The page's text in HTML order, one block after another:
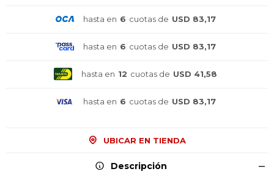
hasta en 6 cuotas de USD 83,17
hasta en 6 cuotas de USD 83,17
hasta en 12 cuotas de USD 41,58
hasta en 6 cuotas de USD 83,17
UBICAR EN TIENDA
Descripción
¡Sumate a la forma más ágil de
comprar!
¡Sumate a la forma más ágil de
comprar!
¡Sumate a la forma más ágil de
comprar!